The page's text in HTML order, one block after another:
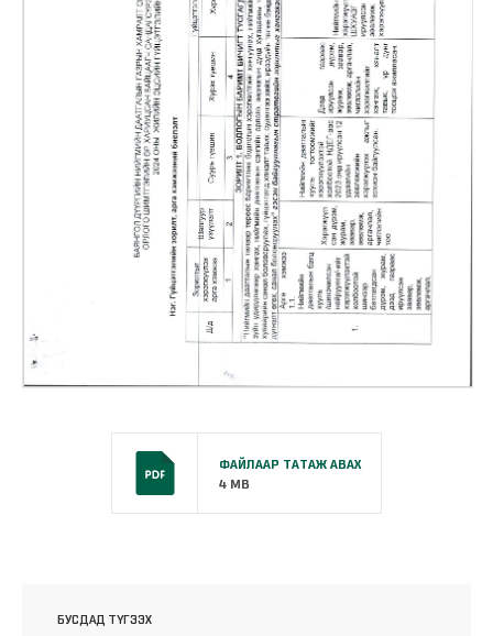
ФАЙЛААР ТАТАЖ АВАХ
4 MB
БУСДАД ТҮГЭЭХ